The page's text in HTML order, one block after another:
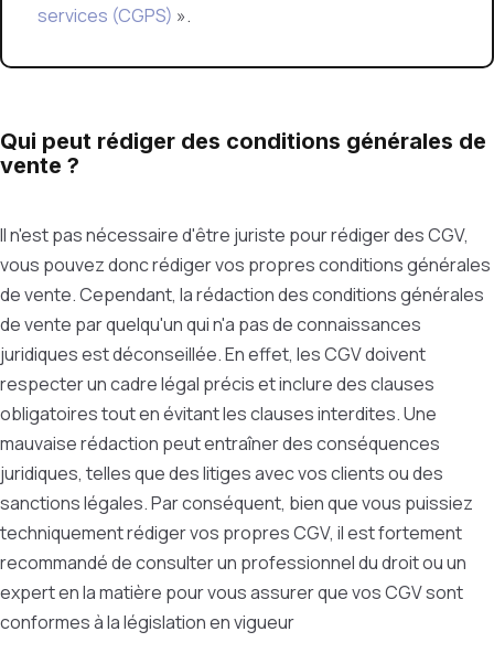
services (CGPS) ».
Qui peut rédiger des conditions générales de
vente ?
Il n'est pas nécessaire d'être juriste pour rédiger des CGV,
vous pouvez donc rédiger vos propres conditions générales
de vente. Cependant, la rédaction des conditions générales
de vente par quelqu'un qui n'a pas de connaissances
juridiques est déconseillée.En effet, les CGV doivent
respecter un cadre légal précis et inclure des clauses
obligatoires tout en évitant les clauses interdites. Une
mauvaise rédaction peut entraîner des conséquences
juridiques, telles que des litiges avec vos clients ou des
sanctions légales. Par conséquent, bien que vous puissiez
techniquement rédiger vos propres CGV, il est fortement
recommandé de consulter un professionnel du droit ou un
expert en la matière pour vous assurer que vos CGV sont
conformes à la législation en vigueur